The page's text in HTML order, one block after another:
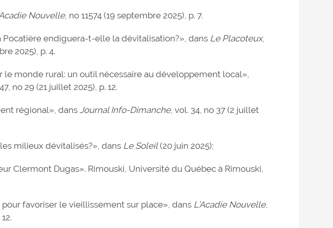
Nouvelle, no 11574 (19 septembre 2025), p. 7.
endiguera-t-elle la dévitalisation?», dans Le Placoteux,
2025), p. 4.
le monde rural: un outil nécessaire au développement local»,
no 29 (21 juillet 2025), p. 12.
régional», dans Journal Info-Dimanche, vol. 34, no 37 (2 juillet
milieux dévitalisés?», dans Le Soleil(20 juin 2025);
Clermont Dugas». Rimouski, Université du Québec à Rimouski,
pour favoriser le vieillissement sur place», dans L’Acadie Nouvelle,